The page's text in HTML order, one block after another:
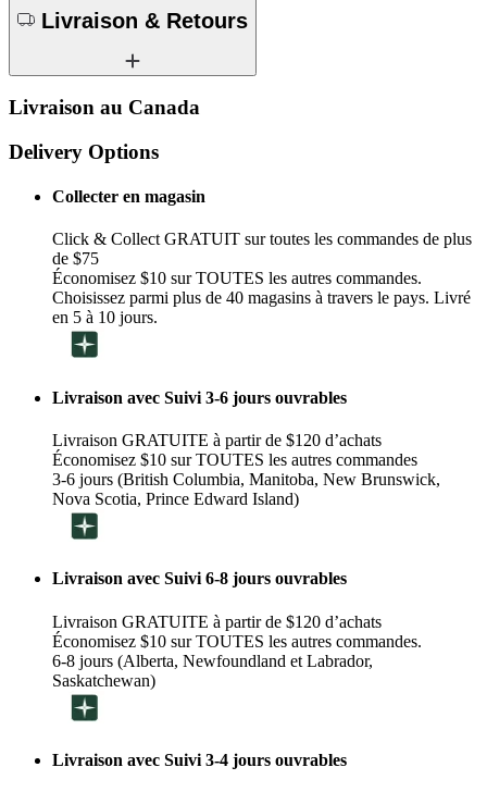
Livraison & Retours
Livraison au Canada
Delivery Options
Collecter en magasin
Click & Collect GRATUIT sur toutes les commandes de plus
de $75
Économisez $10 sur TOUTES les autres commandes.
Choisissez parmi plus de 40 magasins à travers le pays. Livré
en 5 à 10 jours.
Livraison avec Suivi 3-6 jours ouvrables
Livraison GRATUITE à partir de $120 d’achats
Économisez $10 sur TOUTES les autres commandes
3-6 jours (British Columbia, Manitoba, New Brunswick,
Nova Scotia, Prince Edward Island)
Livraison avec Suivi 6-8 jours ouvrables
Livraison GRATUITE à partir de $120 d’achats
Économisez $10 sur TOUTES les autres commandes.
6-8 jours (Alberta, Newfoundland et Labrador,
Saskatchewan)
Livraison avec Suivi 3-4 jours ouvrables